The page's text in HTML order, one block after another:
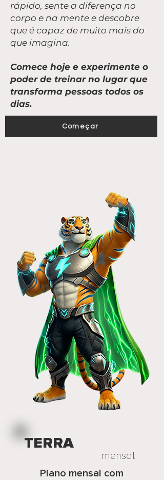
rápido, sente a diferença no
corpo e na mente e descobre
que é capaz de muito mais do
que imagina.
Comece hoje e experimente o
poder de treinar no lugar que
transforma pessoas todos os
dias.
Começar
TERRA
mensal
Plano mensal com